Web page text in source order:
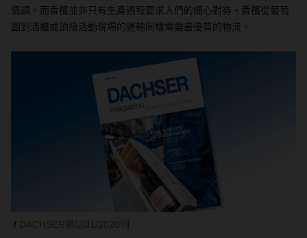
情調。而香檳並非只有生產過程要求人們的細心對待。香檳從葡萄
園到酒櫃或頂級活動現場的運輸同樣需要最優質的物流。